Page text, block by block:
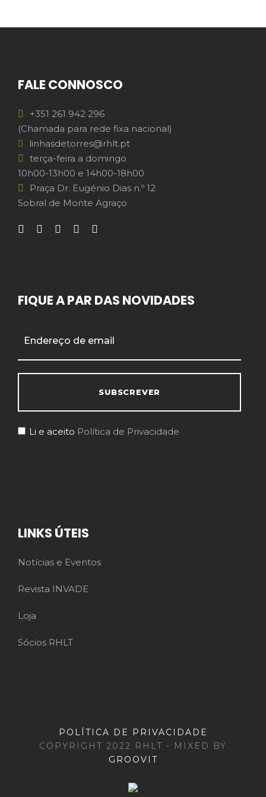
FALE CONNOSCO
+351 261 942 296
(Chamada para rede fixa nacional)
linhasdetorres@rhlt.pt
terça-feira a domingo
10h00-13h00 e 14h00-18h00
Praça Dr. Eugénio Dias n.º 12
Sobral de Monte Agraço
FIQUE A PAR DAS NOVIDADES
Li e aceito Política de Privacidade
LINKS ÚTEIS
Notícias e Eventos
Revista INVADE
Loja
Sócios RHLT
POLÍTICA DE PRIVACIDADE
COPYRIGHT 2022 RHLT - MIXED BY
GROOVIT